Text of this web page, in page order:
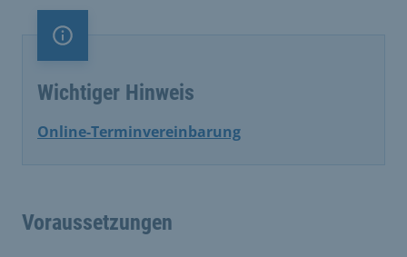
Information
Wichtiger Hinweis
Online-Terminvereinbarung
Voraussetzungen